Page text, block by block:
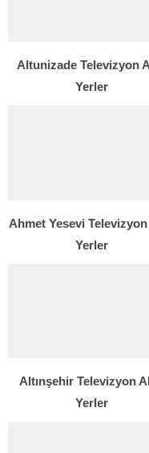
Altunizade Televizyon
Yerler
Ahmet Yesevi
Yerler
Altınşehir Televizyon
Yerler